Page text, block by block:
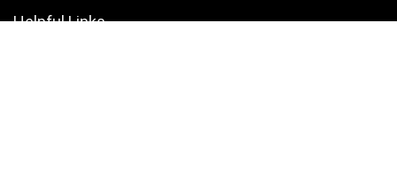
Helpful Links